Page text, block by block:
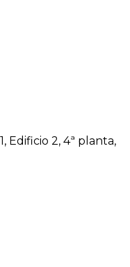
Edificio 2, 4ª planta,